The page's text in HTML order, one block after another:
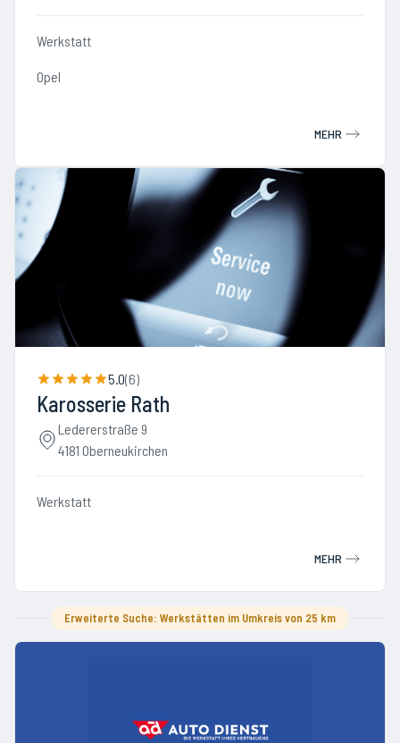
Werkstatt
Opel
MEHR
5.0(6)
Karosserie Rath
Ledererstraße 9
4181 Oberneukirchen
Werkstatt
MEHR
Erweiterte Suche: Werkstätten im Umkreis von 25 km